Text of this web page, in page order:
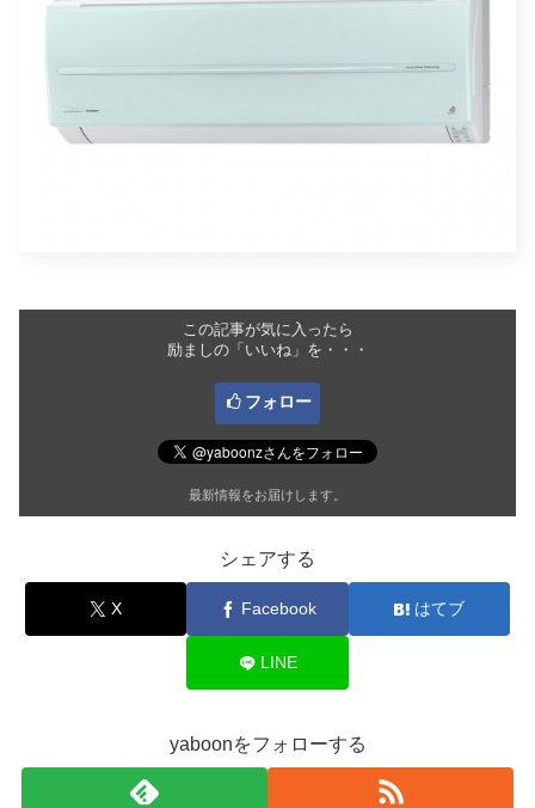
この記事が気に入ったら
励ましの「いいね」を・・・
フォロー
最新情報をお届けします。
シェアする
X Facebook はてブ
LINE
yaboonをフォローする